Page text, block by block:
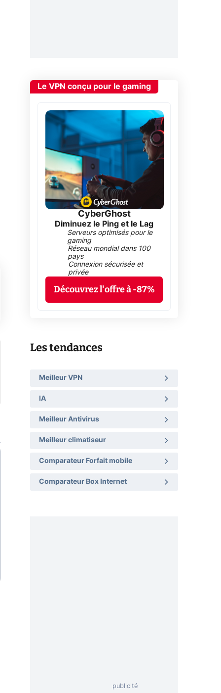
Le VPN conçu pour le gaming
CyberGhost
Diminuez le Ping et le Lag
Serveurs optimisés pour le
gaming
Réseau mondial dans 100
pays
Connexion sécurisée et
privée
Découvrez l'offre à -87%
Les tendances
Meilleur VPN
IA
Meilleur Antivirus
Meilleur climatiseur
Comparateur Forfait mobile
Comparateur Box Internet